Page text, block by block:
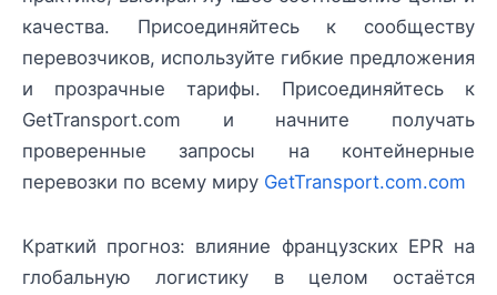
качества. Присоединяйтесь к сообществу
перевозчиков, используйте гибкие предложения
и прозрачные тарифы. Присоединяйтесь к
GetTransport.com и начните получать
проверенные запросы на контейнерные
перевозки по всему миру GetTransport.com.com
Краткий прогноз: влияние французских EPR на
глобальную логистику в целом остаётся